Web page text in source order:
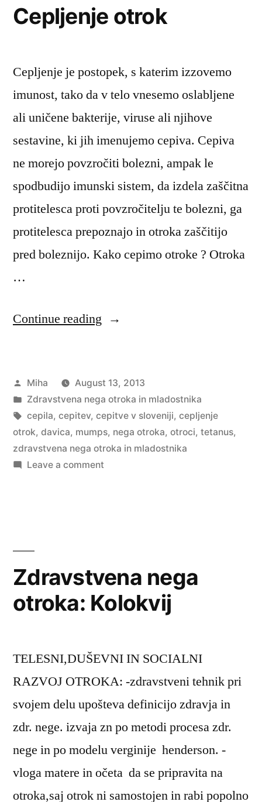
Cepljenje otrok
Cepljenje je postopek, s katerim izzovemo
imunost, tako da v telo vnesemo oslabljene
ali uničene bakterije, viruse ali njihove
sestavine, ki jih imenujemo cepiva. Cepiva
ne morejo povzročiti bolezni, ampak le
spodbudijo imunski sistem, da izdela zaščitna
protitelesca proti povzročitelju te bolezni, ga
protitelesca prepoznajo in otroka zaščitijo
pred boleznijo. Kako cepimo otroke ? Otroka
…
Continue reading “Cepljenje
Posted
by
Miha
August 13, 2013
Posted
in
Zdravstvena nega otroka in mladostnika
Tags:
cepila, cepitev, cepitve v sloveniji, cepljenje
otrok, davica, mumps, nega otroka, otroci, tetanus,
zdravstvena nega otroka in mladostnika
Leave a commenton
Zdravstvena nega
otroka: Kolokvij
TELESNI,DUŠEVNI IN SOCIALNI
RAZVOJ OTROKA: -zdravstveni tehnik pri
svojem delu upošteva definicijo zdravja in
zdr. nege. izvaja zn po metodi procesa zdr.
nege in po modelu verginije henderson. -
vloga matere in očeta da se pripravita na
otroka,saj otrok ni samostojen in rabi popolno